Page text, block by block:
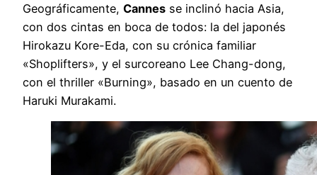
Geográficamente, Cannes se inclinó hacia Asia,
con dos cintas en boca de todos: la del japonés
Hirokazu Kore-Eda, con su crónica familiar
«Shoplifters», y el surcoreano Lee Chang-dong,
con el thriller «Burning», basado en un cuento de
Haruki Murakami.